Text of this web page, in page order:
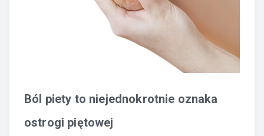
Ból piety to niejednokrotnie oznaka
ostrogi piętowej